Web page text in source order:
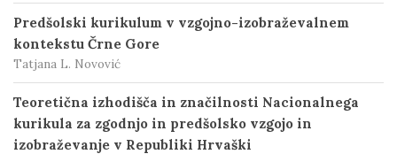
Predšolski kurikulum v vzgojno-izobraževalnem
kontekstu Črne Gore
Tatjana L. Novović
Teoretična izhodišča in značilnosti Nacionalnega
kurikula za zgodnjo in predšolsko vzgojo in
izobraževanje v Republiki Hrvaški